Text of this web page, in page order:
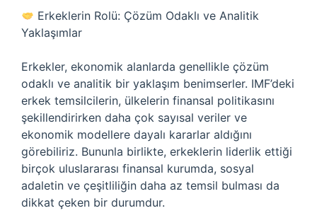
Erkeklerin Rolü: Çözüm Odaklı ve Analitik
Yaklaşımlar
Erkekler, ekonomik alanlarda genellikle çözüm
odaklı ve analitik bir yaklaşım benimserler. IMF’deki
erkek temsilcilerin, ülkelerin finansal politikasını
şekillendirirken daha çok sayısal veriler ve
ekonomik modellere dayalı kararlar aldığını
görebiliriz. Bununla birlikte, erkeklerin liderlik ettiği
birçok uluslararası finansal kurumda, sosyal
adaletin ve çeşitliliğin daha az temsil bulması da
dikkat çeken bir durumdur.